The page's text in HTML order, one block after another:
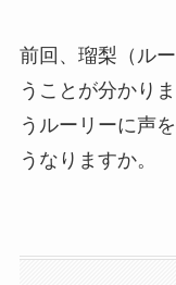
前回、瑠梨（ル
うことが分かり
うルーリーに声
うなりますか。